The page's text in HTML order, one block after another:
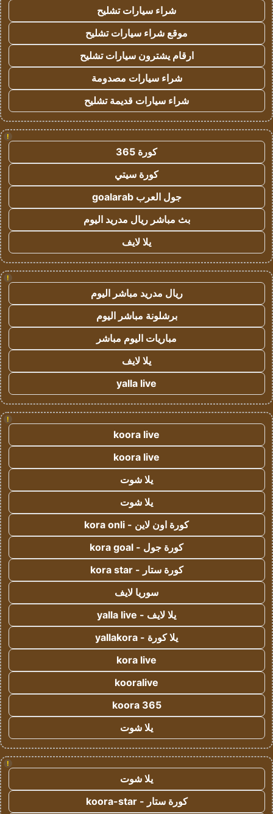
شراء سيارات تشليح
موقع شراء سيارات تشليح
ارقام يشترون سيارات تشليح
شراء سيارات مصدومة
شراء سيارات قديمة تشليح
!
كورة 365
كورة سيتي
جول العرب goalarab
بث مباشر ريال مدريد اليوم
يلا لايف
!
ريال مدريد مباشر اليوم
برشلونة مباشر اليوم
مباريات اليوم مباشر
يلا لايف
yalla live
!
koora live
koora live
يلا شوت
يلا شوت
كورة اون لاين - kora onli
كورة جول - kora goal
كورة ستار - kora star
سوريا لايف
يلا لايف - yalla live
يلا كورة - yallakora
kora live
kooralive
koora 365
يلا شوت
!
يلا شوت
كورة ستار - koora-star